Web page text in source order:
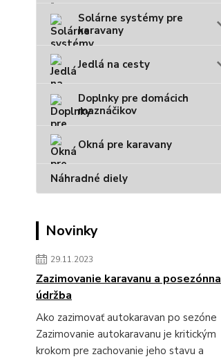
Solárne systémy pre
karavany
Jedlá na cesty
Doplnky pre domácich
maznáčikov
Okná pre karavany
Náhradné diely
Novinky
29.11.2023
Zazimovanie karavanu a posezónna
údržba
Ako zazimovať autokaravan po sezóne
Zazimovanie autokaravanu je kritickým
krokom pre zachovanie jeho stavu a